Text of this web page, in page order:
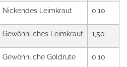
Nickendes Leimkraut 0,10
Gewöhnliches Leimkraut 1,50
Gewöhnliche Goldrute 0,10